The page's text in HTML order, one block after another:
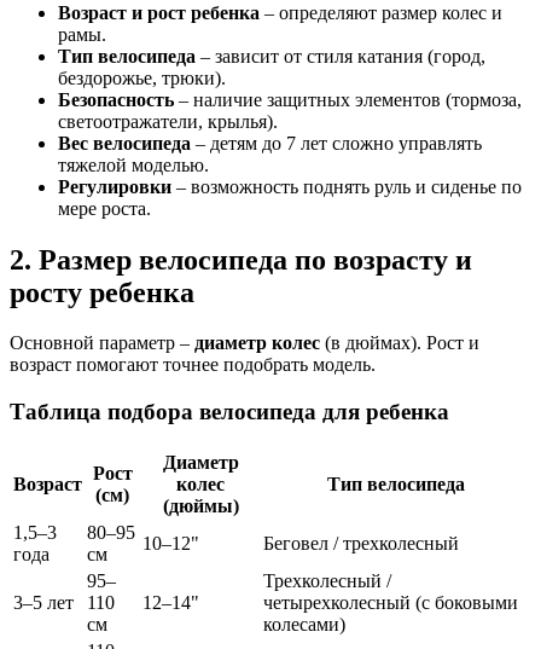
Возраст и рост ребенка – определяют размер колес и
рамы.
Тип велосипеда – зависит от стиля катания (город,
бездорожье, трюки).
Безопасность – наличие защитных элементов (тормоза,
светоотражатели, крылья).
Вес велосипеда – детям до 7 лет сложно управлять
тяжелой моделью.
Регулировки – возможность поднять руль и сиденье по
мере роста.
2. Размер велосипеда по возрасту и
росту ребенка
Основной параметр – диаметр колес (в дюймах). Рост и
возраст помогают точнее подобрать модель.
Таблица подбора велосипеда для ребенка
Возраст
Рост
(см)
Диаметр
колес
(дюймы)
Тип велосипеда
1,5–3
года
80–95
см
10–12" Беговел / трехколесный
3–5 лет
95–
110
см
12–14"
Трехколесный /
четырехколесный (с боковыми
колесами)